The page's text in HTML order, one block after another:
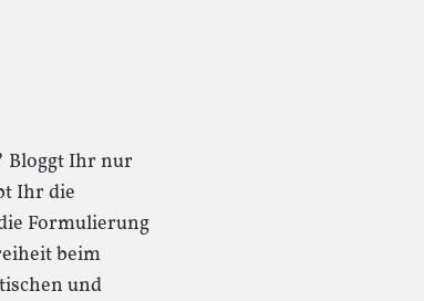
Bloggt Ihr nur
Ihr die
Formulierung
beim
und